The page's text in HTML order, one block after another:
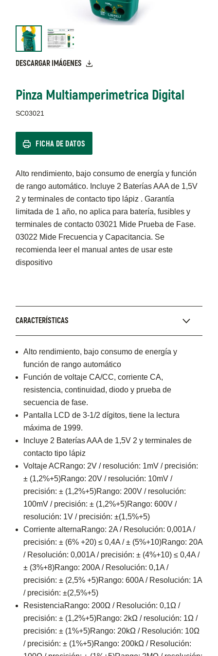
DESCARGAR IMÁGENES
Pinza Multiamperimetrica Digital
SC03021
FICHA DE DATOS
Alto rendimiento, bajo consumo de energía y función
de rango automático. Incluye 2 Baterías AAA de 1,5V
2 y terminales de contacto tipo lápiz . Garantía
limitada de 1 año, no aplica para batería, fusibles y
terminales de contacto 03021 Mide Prueba de Fase.
03022 Mide Frecuencia y Capacitancia. Se
recomienda leer el manual antes de usar este
dispositivo
CARACTERÍSTICAS
Alto rendimiento, bajo consumo de energía y
función de rango automático
Función de voltaje CA/CC, corriente CA,
resistencia, continuidad, diodo y prueba de
secuencia de fase.
Pantalla LCD de 3-1/2 dígitos, tiene la lectura
máxima de 1999.
Incluye 2 Baterías AAA de 1,5V 2 y terminales de
contacto tipo lápiz
Voltaje ACRango: 2V / resolución: 1mV / precisión:
± (1,2%+5)Rango: 20V / resolución: 10mV /
precisión: ± (1,2%+5)Rango: 200V / resolución:
100mV / precisión: ± (1,2%+5)Rango: 600V /
resolución: 1V / precisión: ±(1,5%+5)
Corriente alternaRango: 2A / Resolución: 0,001A /
precisión: ± (6% +20) ≤ 0,4A / ± (5%+10)Rango: 20A
/ Resolución: 0,001A / precisión: ± (4%+10) ≤ 0,4A /
± (3%+8)Rango: 200A / Resolución: 0,1A /
precisión: ± (2,5% +5)Rango: 600A / Resolución: 1A
/ precisión: ±(2,5%+5)
ResistenciaRango: 200Ω / Resolución: 0,1Ω /
precisión: ± (1,2%+5)Rango: 2kΩ / resolución: 1Ω /
precisión: ± (1%+5)Rango: 20kΩ / Resolución: 10Ω
/ precisión: ± (1%+5)Rango: 200kΩ / Resolución: